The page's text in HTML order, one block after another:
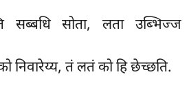
सब्बधि सोता, लता उब्भिज्ज
निवारेय्य, तं लतं को हि छेच्छति.